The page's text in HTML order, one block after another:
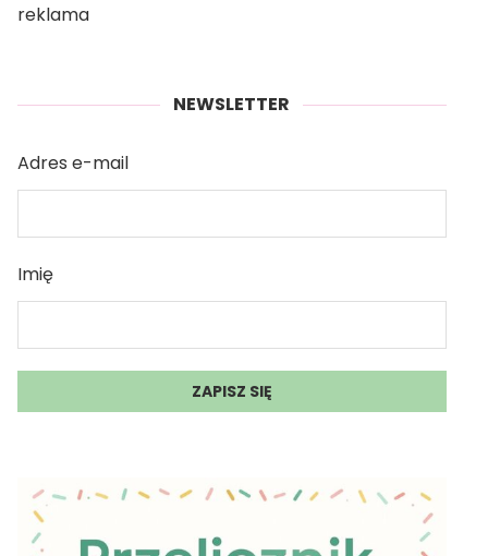
reklama
NEWSLETTER
Adres e-mail
Imię